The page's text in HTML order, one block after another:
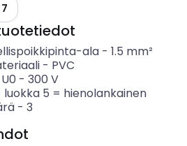
7
ala- 1.5 mm²
- PVC
- 300 V
luokka 5 = hienolankainen
- 3